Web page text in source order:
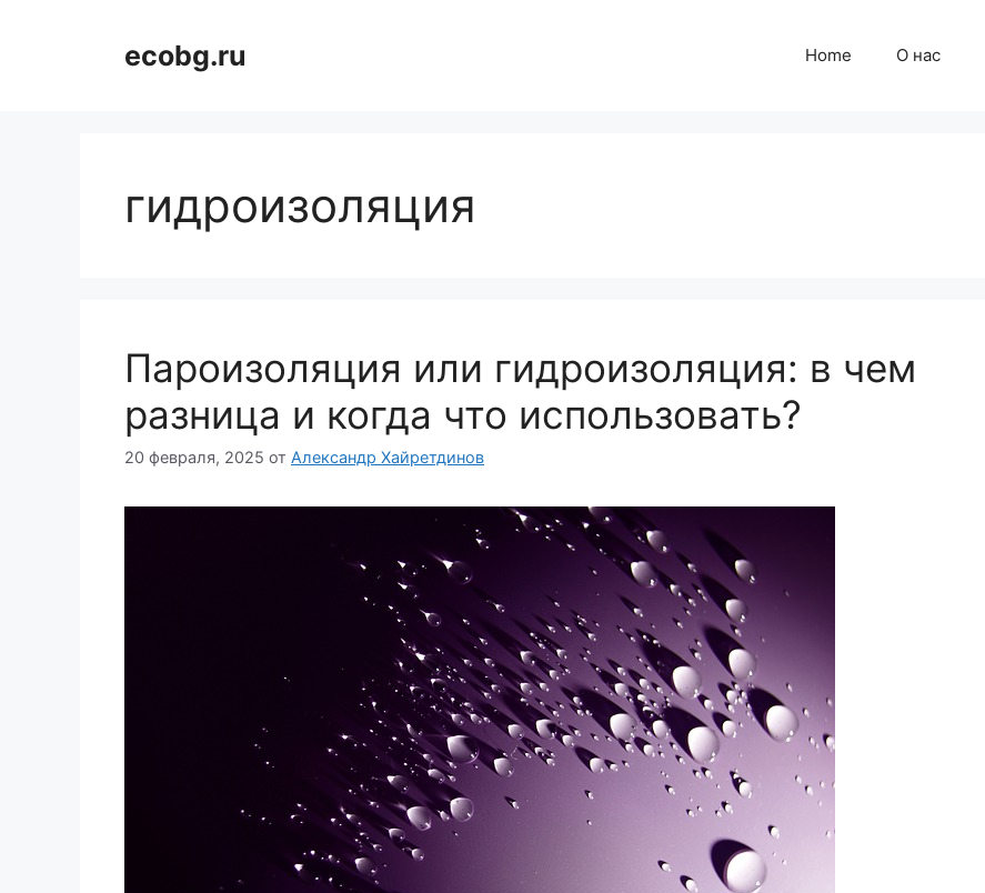
содержимомуecobg.ru Home О нас
гидроизоляция
Пароизоляция или гидроизоляция: в чем
разница и когда что использовать?
20 февраля, 2025 от Александр Хайретдинов